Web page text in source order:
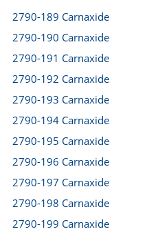
2790-189 Carnaxide
2790-190 Carnaxide
2790-191 Carnaxide
2790-192 Carnaxide
2790-193 Carnaxide
2790-194 Carnaxide
2790-195 Carnaxide
2790-196 Carnaxide
2790-197 Carnaxide
2790-198 Carnaxide
2790-199 Carnaxide